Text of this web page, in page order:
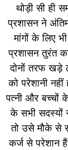
थोड़ी सी ही
प्रशासन ने
मांगों के लिए
प्रशासन तुरंत
दोनों तरफ खड़े
को परेशानी
पत्नी और बच्चों
के सभी सदस्‍यों
तो उसे मौके से
कर्ज से परेशान